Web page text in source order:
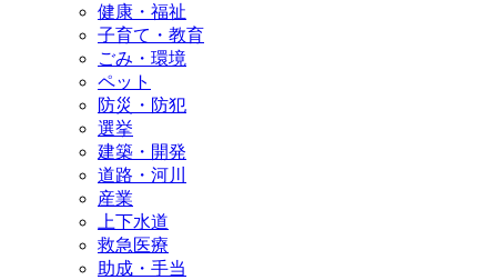
健康・福祉
子育て・教育
ごみ・環境
ペット
防災・防犯
選挙
建築・開発
道路・河川
産業
上下水道
救急医療
助成・手当